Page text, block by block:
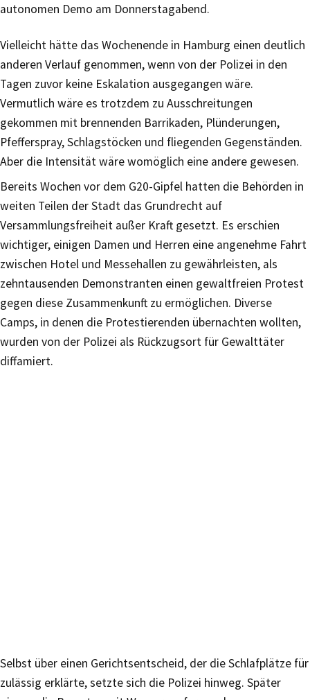
autonomen Demo am Donnerstagabend.
Vielleicht hätte das Wochenende in Hamburg einen deutlich
anderen Verlauf genommen, wenn von der Polizei in den
Tagen zuvor keine Eskalation ausgegangen wäre.
Vermutlich wäre es trotzdem zu Ausschreitungen
gekommen mit brennenden Barrikaden, Plünderungen,
Pfefferspray, Schlagstöcken und fliegenden Gegenständen.
Aber die Intensität wäre womöglich eine andere gewesen.
Bereits Wochen vor dem G20-Gipfel hatten die Behörden in
weiten Teilen der Stadt das Grundrecht auf
Versammlungsfreiheit außer Kraft gesetzt. Es erschien
wichtiger, einigen Damen und Herren eine angenehme Fahrt
zwischen Hotel und Messehallen zu gewährleisten, als
zehntausenden Demonstranten einen gewaltfreien Protest
gegen diese Zusammenkunft zu ermöglichen. Diverse
Camps, in denen die Protestierenden übernachten wollten,
wurden von der Polizei als Rückzugsort für Gewalttäter
diffamiert.
Selbst über einen Gerichtsentscheid, der die Schlafplätze für
zulässig erklärte, setzte sich die Polizei hinweg. Später